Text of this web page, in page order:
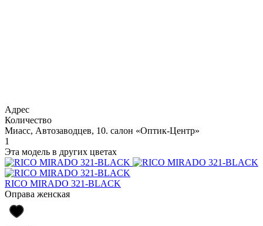
Адрес
Количество
Миасс, Автозаводцев, 10. салон «Оптик-Центр»
1
Эта модель в других цветах
RICO MIRADO 321-BLACK
Оправа женская